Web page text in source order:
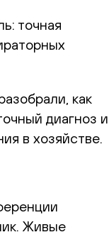
точная
как
диагноз и
в хозяйстве.
Живые